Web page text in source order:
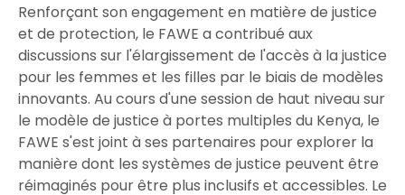
Renforçant son engagement en matière de justice
et de protection, le FAWE a contribué aux
discussions sur l'élargissement de l'accès à la justice
pour les femmes et les filles par le biais de modèles
innovants. Au cours d'une session de haut niveau sur
le modèle de justice à portes multiples du Kenya, le
FAWE s'est joint à ses partenaires pour explorer la
manière dont les systèmes de justice peuvent être
réimaginés pour être plus inclusifs et accessibles. Le